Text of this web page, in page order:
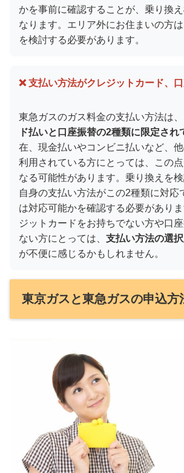
かを事前に確認することが、乗り換
なります。エリア外にお住まいの方
を検討する必要があります。
❌ 支払い方法がクレジットカード、
東急ガスのガス料金の支払い方法は、
ド払いと口座振替の2種類に限定され
在、現金払いやコンビニ払いなど、
利用されている方にとっては、この
なる可能性があります。乗り換えを
自身の支払い方法がこの2種類に対応
は対応可能かを確認する必要があり
ジットカードをお持ちでない方や口
ない方にとっては、 支払い方法の選
が不便に感じるかもしれません。
東京ガスと東急ガスの申込方